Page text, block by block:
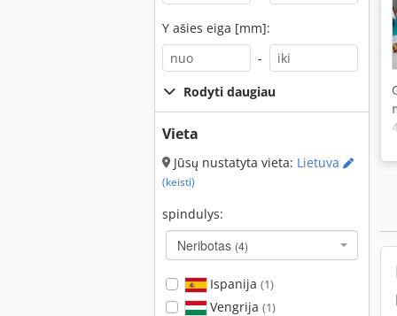
Y ašies eiga [mm]:
-
Rodyti daugiau
Vieta
Jūsų nustatyta vieta: Lietuva
(keisti)
spindulys:
Neribotas (4)
Ispanija (1)
Vengrija (1)